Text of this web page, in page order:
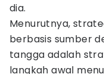
dia.
Menurutnya,
berbasis sumber
tangga adalah
langkah awal